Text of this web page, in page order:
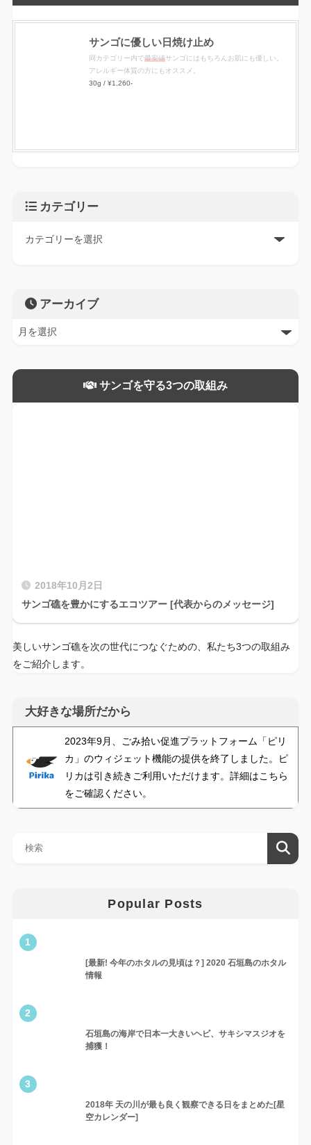
サンゴに優しい日焼け止め
同カテゴリー内で最安値サンゴにはもちろんお肌にも優しい。
アレルギー体質の方にもオススメ。
30g / ¥1,260-
カテゴリー
アーカイブ
サンゴを守る3つの取組み
2018年10月2日
サンゴ礁を豊かにするエコツアー [代表からのメッセージ]
美しいサンゴ礁を次の世代につなぐための、私たち3つの取組み
をご紹介します。
大好きな場所だから
2023年9月、ごみ拾い促進プラットフォーム「ピリ
カ」のウィジェット機能の提供を終了しました。ピ
リカは引き続きご利用いただけます。詳細はこちら
をご確認ください。
Popular Posts
1
[最新! 今年のホタルの見頃は？] 2020 石垣島のホタル
情報
2
石垣島の海岸で日本一大きいヘビ、サキシマスジオを
捕獲！
3
2018年 天の川が最も良く観察できる日をまとめた[星
空カレンダー]